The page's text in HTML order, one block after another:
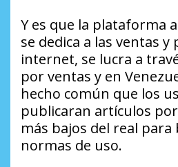
Y es que la plataforma
se dedica a las ventas y
internet, se lucra a
por ventas y en
hecho común que los
publicaran artículos
más bajos del real
normas de uso.